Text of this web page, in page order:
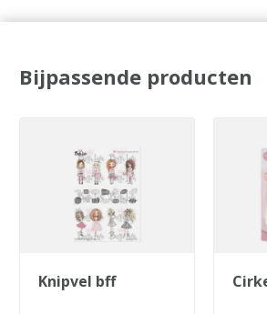
Bijpassende producten
knipvel bff